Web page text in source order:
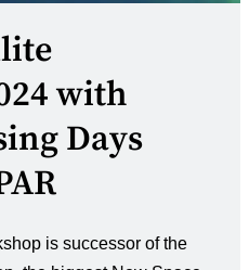
with
Days
is successor of the